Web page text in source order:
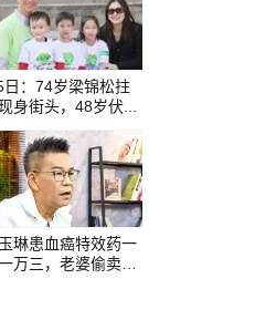
日：74岁梁锦松拄
身街头，48岁伏...
琳患血癌特效药一
万三，老婆偷卖